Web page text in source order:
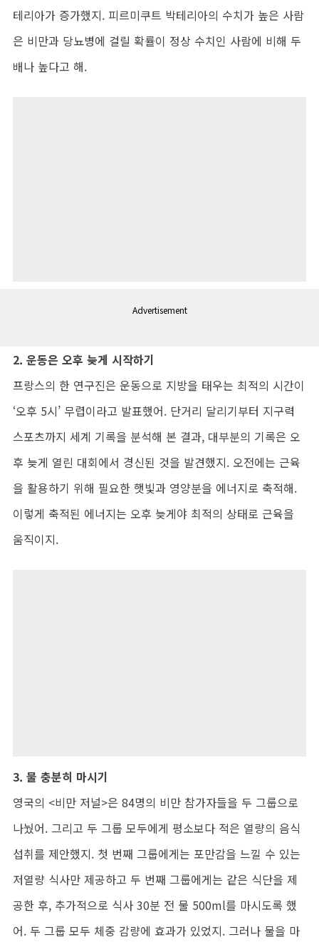
테리아가 증가했지. 피르미쿠트 박테리아의 수치가 높은 사람
은 비만과 당뇨병에 걸릴 확률이 정상 수치인 사람에 비해 두
배나 높다고 해.
Advertisement
2. 운동은 오후 늦게 시작하기
프랑스의 한 연구진은 운동으로 지방을 태우는 최적의 시간이
‘오후 5시’ 무렵이라고 발표했어. 단거리 달리기부터 지구력
스포츠까지 세계 기록을 분석해 본 결과, 대부분의 기록은 오
후 늦게 열린 대회에서 경신된 것을 발견했지. 오전에는 근육
을 활용하기 위해 필요한 햇빛과 영양분을 에너지로 축적해.
이렇게 축적된 에너지는 오후 늦게야 최적의 상태로 근육을
움직이지.
3. 물 충분히 마시기
영국의 <비만 저널>은 84명의 비만 참가자들을 두 그룹으로
나눴어. 그리고 두 그룹 모두에게 평소보다 적은 열량의 음식
섭취를 제안했지. 첫 번째 그룹에게는 포만감을 느낄 수 있는
저열량 식사만 제공하고 두 번째 그룹에게는 같은 식단을 제
공한 후, 추가적으로 식사 30분 전 물 500ml를 마시도록 했
어. 두 그룹 모두 체중 감량에 효과가 있었지. 그러나 물을 마